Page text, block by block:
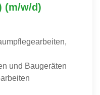
(m/w/d)
und Baugeräten